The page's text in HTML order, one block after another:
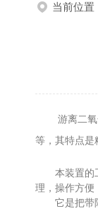
当前位置
游离二氧化
等，其特点是
本装置的工
理，操作方便
它是把带隔